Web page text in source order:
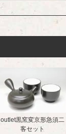
outlet黒窯変京形急須二
客セット